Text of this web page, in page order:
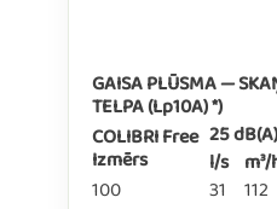
GAISA PLŪSMA —
TELPA (Lp10A) *)
COLIBRI Free
Izmērs
25 dB(A)
l/s
100 31 112